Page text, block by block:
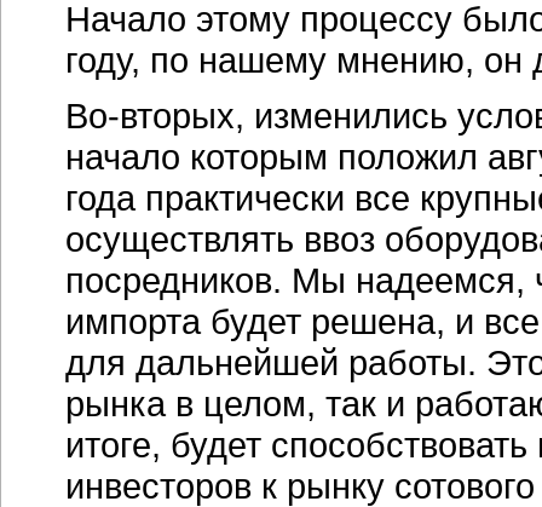
Начало этому процессу
году, по нашему мнению, он
Во-вторых, изменились
начало которым положил
года практически все
осуществлять ввоз
посредников. Мы надеемся,
импорта будет решена, и
для дальнейшей работы.
рынка в целом, так и
итоге, будет
инвесторов к рынку